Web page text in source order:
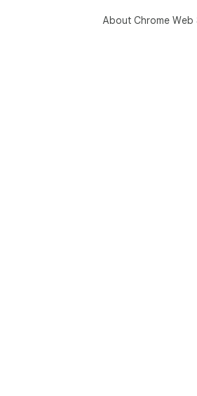
About Chrome Web